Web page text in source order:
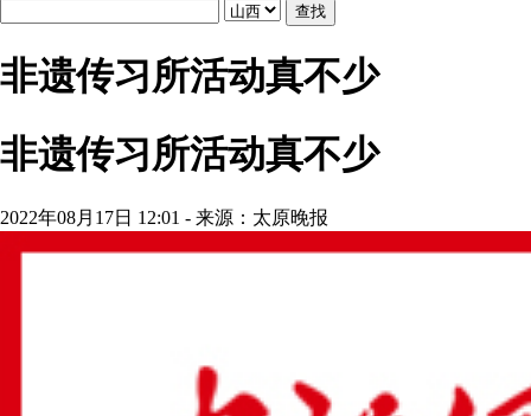
非遗传习所活动真不少
非遗传习所活动真不少
2022年08月17日 12:01 - 来源：太原晚报